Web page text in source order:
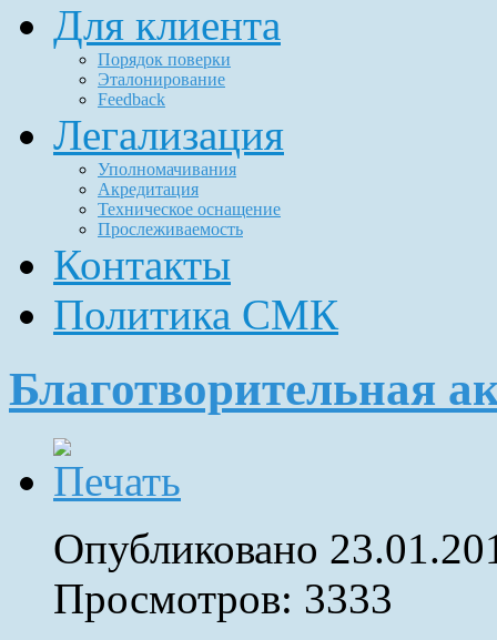
Для клиента
Порядок поверки
Эталонирование
Feedback
Легализация
Уполномачивания
Акредитация
Техническое оснащение
Прослеживаемость
Контакты
Политика СМК
Благотворительная
Опубликовано
Просмотров: 3333